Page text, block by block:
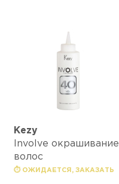
Kezy
Involve окрашивание
волос
⏱ ОЖИДАЕТСЯ, ЗАКАЗАТЬ